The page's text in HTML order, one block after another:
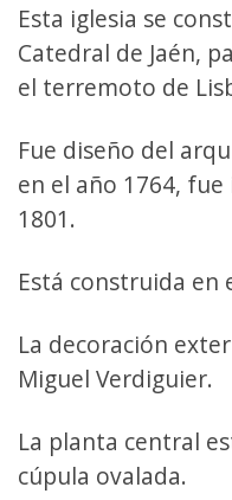
Esta iglesia se
Catedral de Jaén,
el terremoto de
Fue diseño del
en el año 1764,
1801.
Está construida en
La decoración
Miguel Verdiguier.
La planta central
cúpula ovalada.